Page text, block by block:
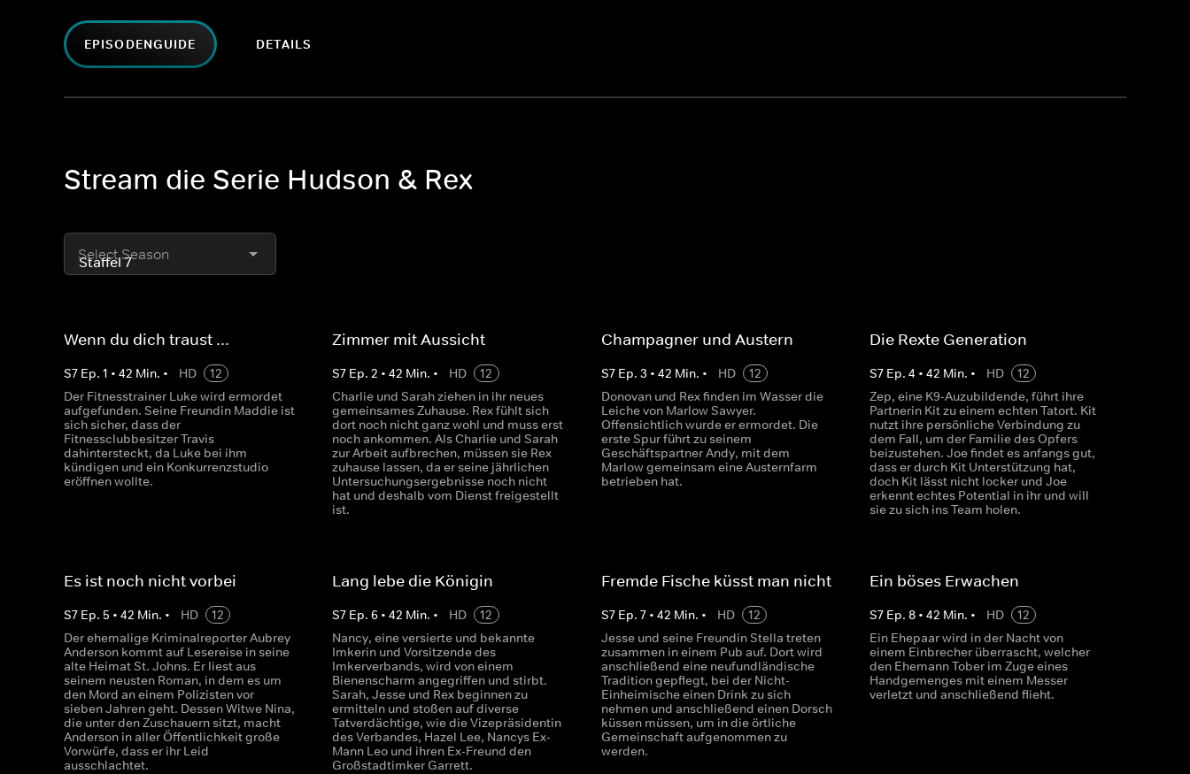
EPISODENGUIDE DETAILS
Stream die Serie Hudson & Rex
Select Season
Wenn du dich traust ...
S7 Ep. 1 • 42 Min. • HD
12
Der Fitnesstrainer Luke wird ermordet
aufgefunden. Seine Freundin Maddie ist
sich sicher, dass der
Fitnessclubbesitzer Travis
dahintersteckt, da Luke bei ihm
kündigen und ein Konkurrenzstudio
eröffnen wollte.
Zimmer mit Aussicht
S7 Ep.2 •42 Min. • HD
12
Charlie und Sarah ziehen in ihr neues
gemeinsames Zuhause. Rex fühlt sich
dort noch nicht ganz wohl und muss erst
noch ankommen. Als Charlie und Sarah
zur Arbeit aufbrechen, müssen sie Rex
zuhause lassen, da er seine jährlichen
Untersuchungsergebnisse noch nicht
hat und deshalb vom Dienst freigestellt
ist.
Champagner und Austern
S7 Ep. 3 • 42 Min. • HD
12
Donovan und Rex finden im Wasser die
Leiche von Marlow Sawyer.
Offensichtlich wurde er ermordet. Die
erste Spur führt zu seinem
Geschäftspartner Andy, mit dem
Marlow gemeinsam eine Austernfarm
betrieben hat.
Die Rexte Generation
S7 Ep. 4 • 42 Min. • HD
12
Zep, eine K9-Auzubildende, führt ihre
Partnerin Kit zu einem echten Tatort. Kit
nutzt ihre persönliche Verbindung zu
dem Fall, um der Familie des Opfers
beizustehen. Joe findet es anfangs gut,
dass er durch Kit Unterstützung hat,
doch Kit lässt nicht locker und Joe
erkennt echtes Potential in ihr und will
sie zu sich ins Team holen.
Es ist noch nicht vorbei
S7 Ep. 5 • 42 Min. • HD
12
Der ehemalige Kriminalreporter Aubrey
Anderson kommt auf Lesereise in seine
alte Heimat St. Johns. Er liest aus
seinem neusten Roman, in dem es um
den Mord an einem Polizisten vor
sieben Jahren geht. Dessen Witwe Nina,
die unter den Zuschauern sitzt, macht
Anderson in aller Öffentlichkeit große
Vorwürfe, dass er ihr Leid
ausschlachtet.
Lang lebe die Königin
S7 Ep.6 •42 Min. • HD
12
Nancy, eine versierte und bekannte
Imkerin und Vorsitzende des
Imkerverbands, wird von einem
Bienenscharm angegriffen und stirbt.
Sarah, Jesse und Rex beginnen zu
ermitteln und stoßen auf diverse
Tatverdächtige, wie die Vizepräsidentin
des Verbandes, Hazel Lee, Nancys Ex-
Mann Leo und ihren Ex-Freund den
Großstadtimker Garrett.
Fremde Fische küsst man nicht
S7 Ep. 7• 42 Min. • HD
12
Jesse und seine Freundin Stella treten
zusammen in einem Pub auf. Dort wird
anschließend eine neufundländische
Tradition gepflegt, bei der Nicht-
Einheimische einen Drink zu sich
nehmen und anschließend einen Dorsch
küssen müssen, um in die örtliche
Gemeinschaft aufgenommen zu
werden.
Ein böses Erwachen
S7 Ep. 8• 42 Min. • HD
12
Ein Ehepaar wird in der Nacht von
einem Einbrecher überrascht, welcher
den Ehemann Tober im Zuge eines
Handgemenges mit einem Messer
verletzt und anschließend flieht.